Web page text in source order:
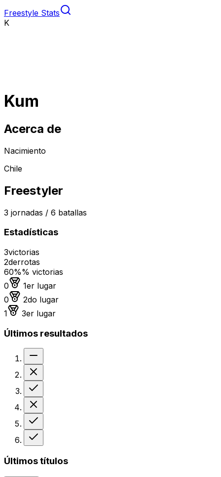
Freestyle Stats
K
Kum
Acerca de
Nacimiento
Chile
Freestyler
3 jornadas / 6 batallas
Estadísticas
3victorias
2derrotas
60%% victorias
0
Medalla de oro
1er lugar
0
Medalla de plata
2do lugar
1
Medalla de bronce
3er lugar
Últimos resultados
Últimos títulos